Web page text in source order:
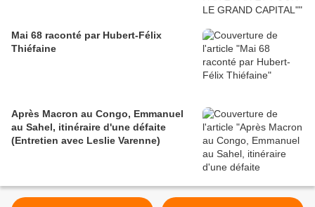
Mai 68 raconté par Hubert-Félix
Thiéfaine
Après Macron au Congo, Emmanuel
au Sahel, itinéraire d'une défaite
(Entretien avec Leslie Varenne)